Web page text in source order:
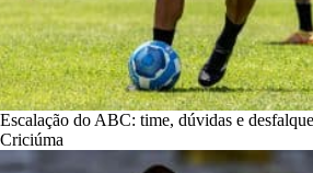
Escalação do ABC: time, dúvidas e
Criciúma